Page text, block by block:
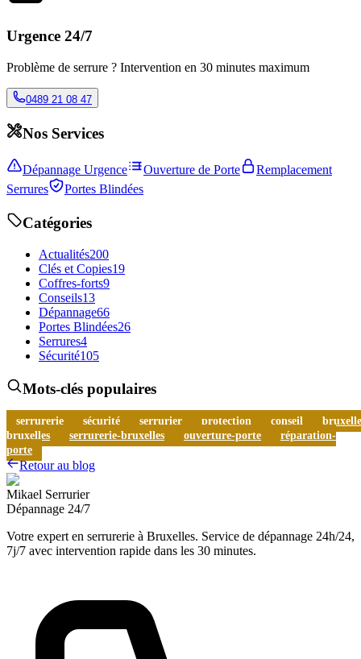
Urgence 24/7
Problème de serrure ? Intervention en 30 minutes maximum
0489 21 08 47
Nos Services
Dépannage Urgence Ouverture de Porte
Remplacement
Serrures
Portes Blindées
Catégories
Actualités200
Clés et Copies19
Coffres-forts9
Conseils13
Dépannage66
Portes Blindées26
Serrures4
Sécurité105
Mots-clés populaires
serrurerie sécurité serrurier protection conseil
bruxelles
serrurerie-bruxelles ouverture-porte
réparation-
porte
Retour au blog
Mikael Serrurier
Dépannage 24/7
Votre expert en serrurerie à Bruxelles. Service de dépannage 24h/24,
7j/7 avec intervention rapide dans les 30 minutes.